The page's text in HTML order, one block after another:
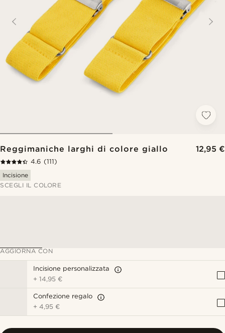
Reggimaniche larghi di colore giallo 12,95 €
4.6 (111)
Incisione
SCEGLI IL COLORE
AGGIORNA CON
Incisione personalizzata
+14,95 €
Confezione regalo
+4,95 €